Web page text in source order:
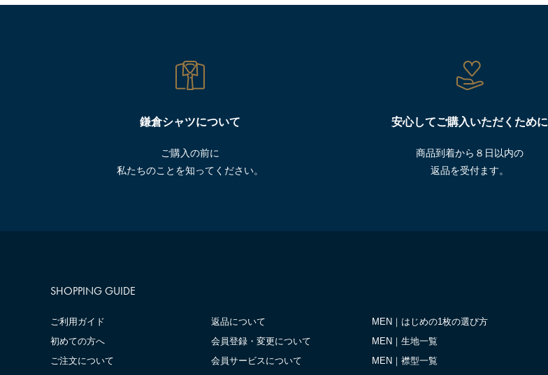
鎌倉シャツについて
ご購入の前に
私たちのことを知ってください。
安心してご購入いただくために
商品到着から８日以内の
返品を受付ます。
SHOPPING GUIDE
ご利用ガイド
初めての方へ
ご注文について
返品について
会員登録・変更について
会員サービスについて
MEN｜はじめの1枚の選び方
MEN｜生地一覧
MEN｜襟型一覧